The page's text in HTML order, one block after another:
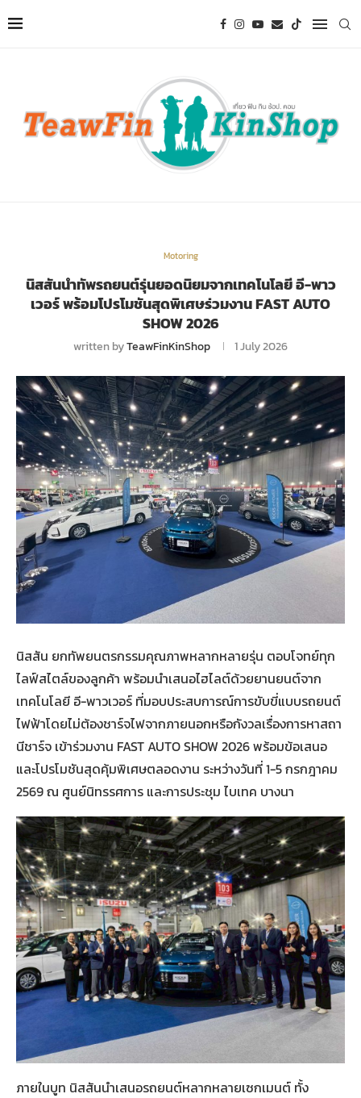
Motoring
นิสสันนำทัพรถยนต์รุ่นยอดนิยมจากเทคโนโลยี อี-พาว
เวอร์ พร้อมโปรโมชันสุดพิเศษร่วมงาน FAST AUTO
SHOW 2026
written byTeawFinKinShop 1 July 2026
นิสสัน ยกทัพยนตรกรรมคุณภาพหลากหลายรุ่น ตอบโจทย์ทุก
ไลฟ์สไตล์ของลูกค้า พร้อมนำเสนอไฮไลต์ด้วยยานยนต์จาก
เทคโนโลยี อี-พาวเวอร์ ที่มอบประสบการณ์การขับขี่แบบรถยนต์
ไฟฟ้าโดยไม่ต้องชาร์จไฟจากภายนอกหรือกังวลเรื่องการหาสถา
นีชาร์จ เข้าร่วมงาน FAST AUTO SHOW 2026 พร้อมข้อเสนอ
และโปรโมชันสุดคุ้มพิเศษตลอดงาน ระหว่างวันที่ 1-5 กรกฎาคม
2569 ณ ศูนย์นิทรรศการ และการประชุม ไบเทค บางนา
ภายในบูท นิสสันนำเสนอรถยนต์หลากหลายเซกเมนต์ ทั้ง